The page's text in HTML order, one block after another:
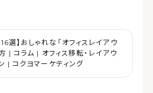
選】おしゃれな「オフィスレイアウ
| コラム | オフィス移転・レイアウ
| コクヨマーケティング